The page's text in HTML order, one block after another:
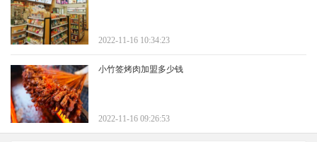
2022-11-16 10:34:23
小竹签烤肉加盟多少钱
2022-11-16 09:26:53